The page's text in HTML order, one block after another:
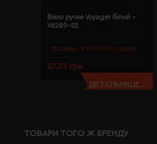
Модель: V6280(Voyager)
Віяло ручне Voyager білий -
V6280-02
27.73 грн
ДЕТАЛЬНІШЕ...
ТОВАРИ ТОГО Ж БРЕНДУ